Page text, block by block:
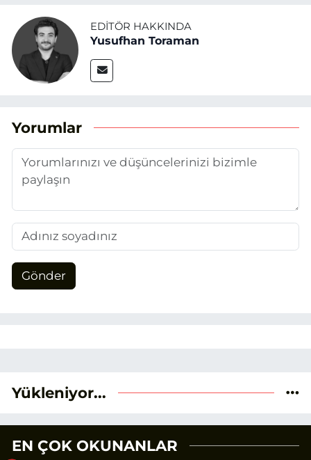
EDITÖR HAKKINDA
Yusufhan Toraman
Yorumlar
Gönder
Yükleniyor...
EN ÇOK OKUNANLAR